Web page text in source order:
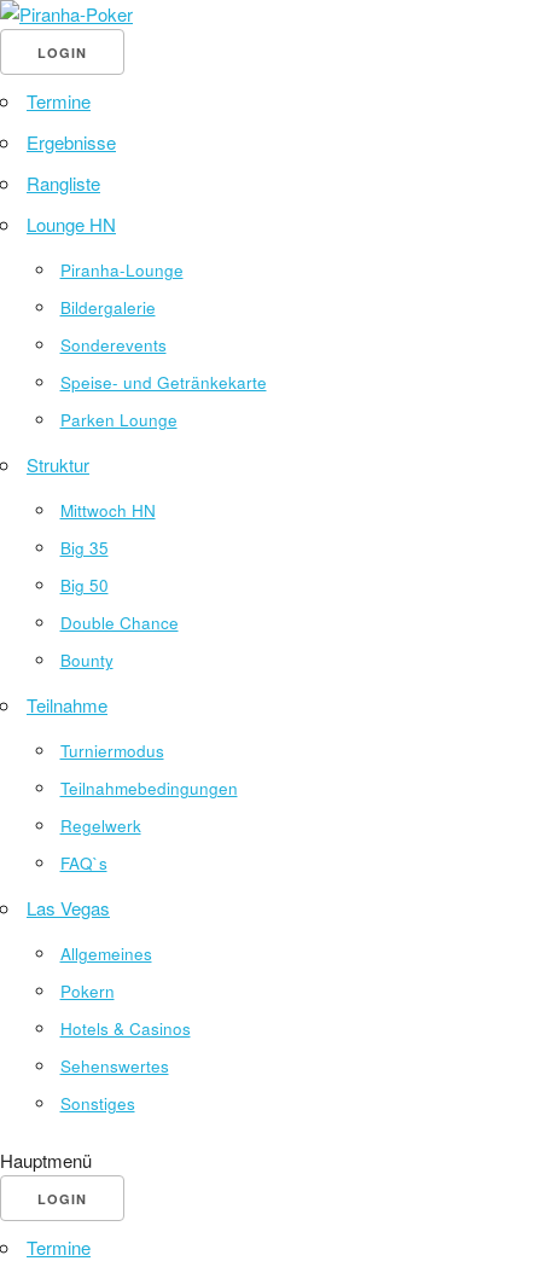
LOGIN
Termine
Ergebnisse
Rangliste
Lounge HN
Piranha-Lounge
Bildergalerie
Sonderevents
Speise- und Getränkekarte
Parken Lounge
Struktur
Mittwoch HN
Big 35
Big 50
Double Chance
Bounty
Teilnahme
Turniermodus
Teilnahmebedingungen
Regelwerk
FAQ`s
Las Vegas
Allgemeines
Pokern
Hotels & Casinos
Sehenswertes
Sonstiges
Hauptmenü
LOGIN
Termine